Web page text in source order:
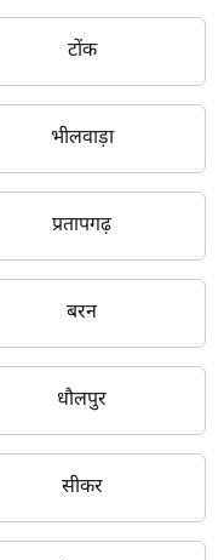
टोंक
भीलवाड़ा
प्रतापगढ़
बरन
धौलपुर
सीकर